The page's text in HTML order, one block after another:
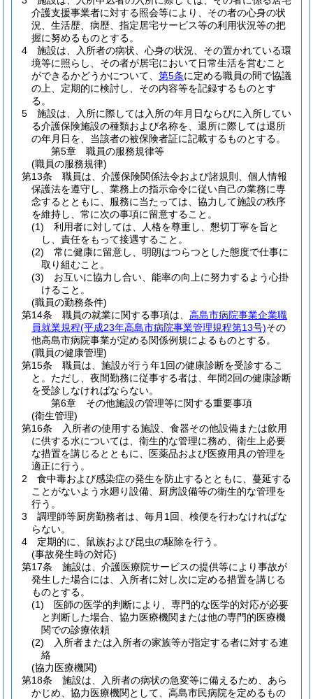
介護支援事業者に対する照会等により、その者の心身の状
況、生活歴、病歴、指定居宅サービス等の利用状況等の把
握に努めるものとする。
4
施設は、入所者の病状、心身の状況、その置かれている環
境等に照らし、その者が居宅において日常生活を営むこと
ができるかどうかについて、 第5条に定める職員の間で協議
の上、定期的に検討し、その内容等を記録するものとす
る。
5
施設は、入所に際しては入所の年月日ならびに入所してい
る介護保険施設の種類および名称を、退所に際しては退所
の年月日を、当該者の被保険者証に記載するものとする。
第5章
職員の服務規律等
(職員の服務規律)
第13条
職員は、介護保険関係法令および諸規則、個人情報
保護法を遵守し、業務上の指示命令に従い自己の業務に専
念するとともに、服務に当たっては、協力して施設の秩序
を維持し、常に次の事項に留意すること。
(1)
利用者に対しては、人格を尊重し、懇切丁寧を旨と
し、責任をもって接遇すること。
(2)
常に健康に留意し、明朗はつらつとした態度で仕事に
取り組むこと。
(3)
お互いに協力し合い、能率の向上に努力するよう心掛
けること。
(職員の勤務条件)
第14条
職員の就業に関する事項は、 高島市病院事業企業職
員就業規程(平成23年高島市病院事業管理規程第13号)その
他高島市病院事業が定める関係例規によるものとする。
(職員の健康管理)
第15条
職員は、施設が行う年1回の健康診断を受診するこ
と。 ただし、夜間勤務に従事する者は、年間2回の健康診断
を受診しなければならない。
第6章
その他施設の管理等に関する重要事項
(衛生管理)
第16条
入所者の使用する施設、食器その他設備または飲用
に供する水については、衛生的な管理に務め、衛生上必要
な措置を講じるとともに、医薬品および医療用具の管理を
適正に行う。
2
食中毒および感染症の発生を防止するとともに、蔓延する
ことがないよう水廻り設備、厨房設備等の衛生的な管理を
行う。
3
調理師等厨房勤務者は、毎月1回、検便を行わなければな
らない。
4
定期的に、鼠族および昆虫の駆除を行う。
(事故発生時の対応)
第17条
施設は、介護医療院サービスの提供等により事故が
発生した場合には、入所者に対し次に定める措置を講じる
ものとする。
(1)
医師の医学的判断により、専門的な医学的対応が必要
と判断した場合、協力医療機関または他の専門的医療機
関での診療依頼
(2)
入所者または入所者の家族等が指定する者に対する連
絡
(協力医療機関)
第18条
施設は、入所者の病状の急変等に備えるため、あら
かじめ、協力医療機関として、高島市民病院を定めるもの